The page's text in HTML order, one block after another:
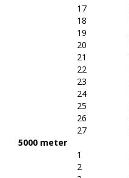
17
18
19
20
21
22
23
24
25
26
27
5000 meter
1
2